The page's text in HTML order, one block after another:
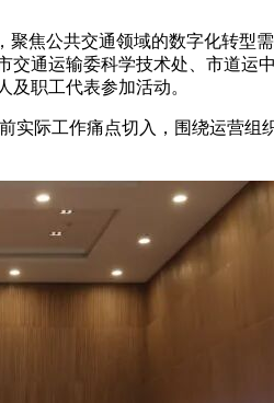
焦公共交通领域的数字化转
通运输委科学技术处、市道运
职工代表参加活动。
际工作痛点切入，围绕运营